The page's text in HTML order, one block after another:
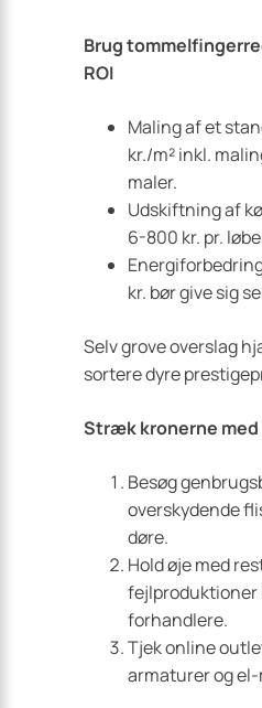
Brug
ROI
Maling af et
kr./m² inkl.
maler.
Udskiftning af
6-800 kr. pr.
kr. bør give sig
Selv grove overslag
sortere dyre
Stræk kronerne
Besøg
overskydende
døre.
Hold øje med
fejlproduktioner
forhandlere.
Tjek online
armaturer og